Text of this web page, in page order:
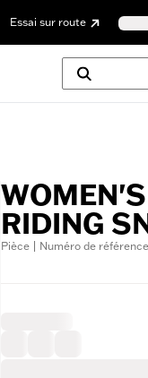
Essai sur route
RIDING
Pièce | Numéro de